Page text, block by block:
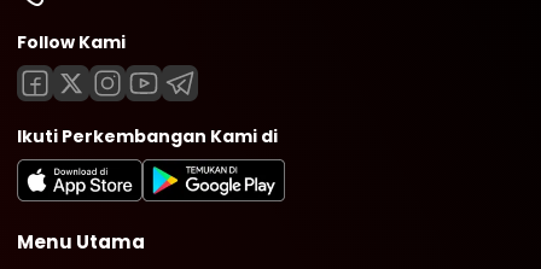
Follow Kami
Ikuti Perkembangan Kami di
Menu Utama